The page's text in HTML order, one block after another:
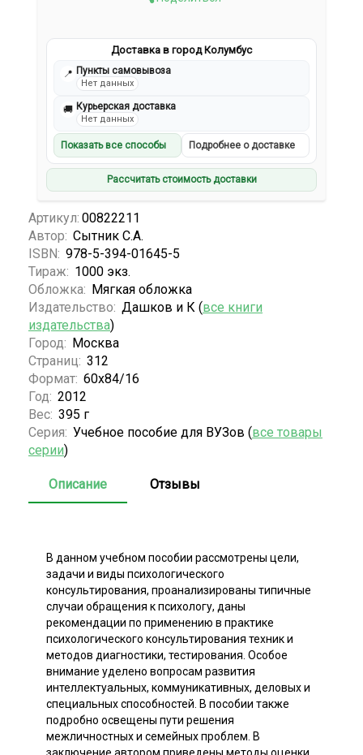
Доставка в город Колумбус
📍 Пункты самовывоза
Нет данных
🚚 Курьерская доставка
Нет данных
Показать все способы Подробнее о доставке
Рассчитать стоимость доставки
Артикул: 00822211
Автор: Сытник С.А.
ISBN: 978-5-394-01645-5
Тираж: 1000 экз.
Обложка: Мягкая обложка
Издательство: Дашков и К (все книги
издательства)
Город: Москва
Страниц: 312
Формат: 60x84/16
Год: 2012
Вес: 395 г
Серия: Учебное пособие для ВУЗов (все товары
серии)
Описание Отзывы
В данном учебном пособии рассмотрены цели,
задачи и виды психологического
консультирования, проанализированы типичные
случаи обращения к психологу, даны
рекомендации по применению в практике
психологического консультирования техник и
методов диагностики, тестирования. Особое
внимание уделено вопросам развития
интеллектуальных, коммуникативных, деловых и
специальных способностей. В пособии также
подробно освещены пути решения
межличностных и семейных проблем. В